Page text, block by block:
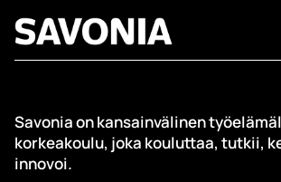
Savonia on kansainvälinen
korkeakoulu, joka kouluttaa, tutkii,
innovoi.